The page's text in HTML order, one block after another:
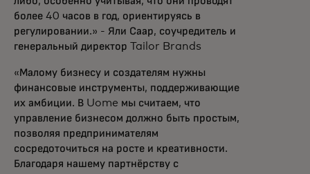
более 40 часов в год, ориентируясь в
регулировании.» - Яли Саар, соучредитель и
генеральный директор Tailor Brands
«Малому бизнесу и создателям нужны
финансовые инструменты, поддерживающие
их амбиции. В Uome мы считаем, что
управление бизнесом должно быть простым,
позволяя предпринимателям
сосредоточиться на росте и креативности.
Благодаря нашему партнёрству с